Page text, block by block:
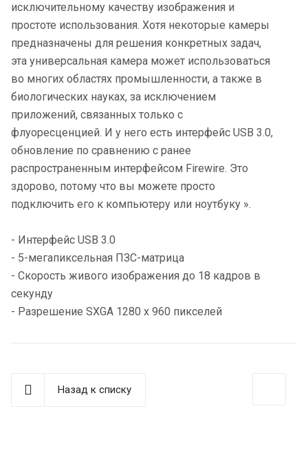
исключительному качеству изображения и
простоте использования. Хотя некоторые камеры
предназначены для решения конкретных задач,
эта универсальная камера может использоваться
во многих областях промышленности, а также в
биологических науках, за исключением
приложений, связанных только с
флуоресценцией. И у него есть интерфейс USB 3.0,
обновление по сравнению с ранее
распространенным интерфейсом Firewire. Это
здорово, потому что вы можете просто
подключить его к компьютеру или ноутбуку ».
- Интерфейс USB 3.0
- 5-мегапиксельная ПЗС-матрица
- Скорость живого изображения до 18 кадров в
секунду
- Разрешение SXGA 1280 x 960 пикселей
Назад к списку